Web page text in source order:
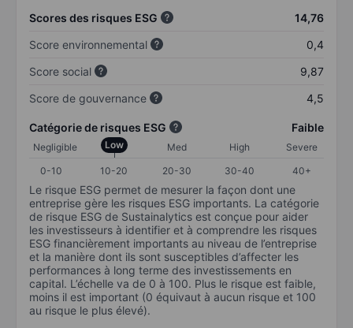
Scores des risques ESG
14,76
Score environnemental
0,4
Score social
9,87
Score de gouvernance
4,5
Catégorie de risques ESG Faible
Negligible Low Med High
Severe
0-10
10-20 20-30 30-40 40+
Le risque ESG permet de mesurer la façon dont une
entreprise gère les risques ESG importants. La catégorie
de risque ESG de Sustainalytics est conçue pour aider
les investisseurs à identifier et à comprendre les risques
ESG financièrement importants au niveau de l’entreprise
et la manière dont ils sont susceptibles d’affecter les
performances à long terme des investissements en
capital. L’échelle va de 0 à 100. Plus le risque est faible,
moins il est important (0 équivaut à aucun risque et 100
au risque le plus élevé).